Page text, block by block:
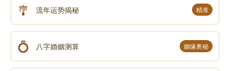
🎐 流年运势揭秘 精准
💍 八字婚姻测算 姻缘奥秘